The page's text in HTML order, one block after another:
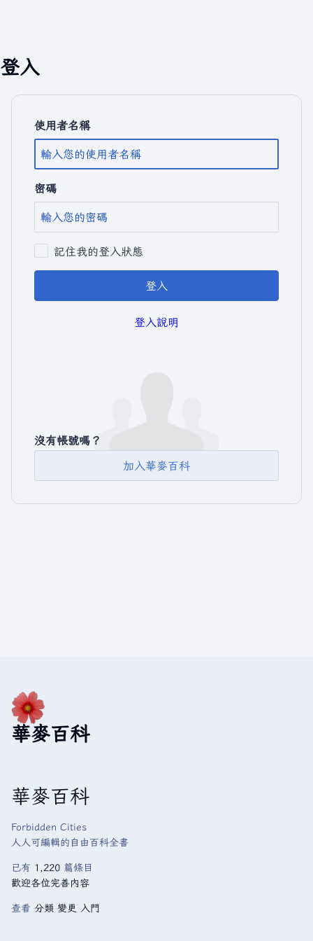
登入
使用者名稱
密碼
記住我的登入狀態
登入
登入說明
沒有帳號嗎？
加入華麥百科
華麥百科
華麥百科
Forbidden Cities
人人可編輯的自由百科全書
已有 1,220 篇條目
歡迎各位完善內容
查看 分類 變更 入門